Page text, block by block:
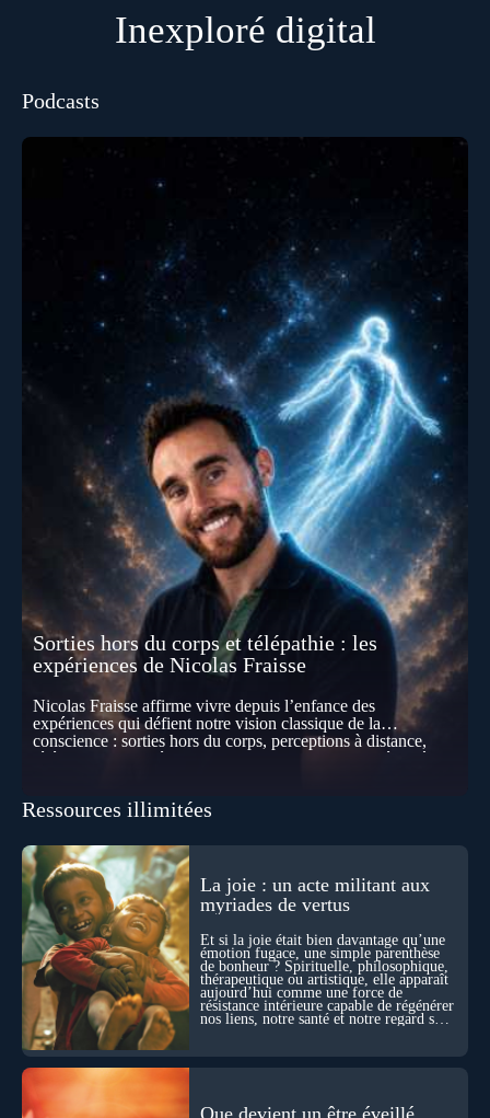
Inexploré digital
Podcasts
Sorties hors du corps et télépathie : les
expériences de Nicolas Fraisse
Nicolas Fraisse affirme vivre depuis l’enfance des
expériences qui défient notre vision classique de la
conscience : sorties hors du corps, perceptions à distance,
télépathie spontanée… Comment accueillir ces phénomènes
les pensées d’autrui ? Que deviennent l’espace, le temps… et
disparaître ? Au fil de cet échange, Nicolas raconte ses
expériences les plus troublantes : visions vérifiées,
explorations du cosmos, présence d’autres consciences
durant ses sorties, protocoles scientifiques… et toujours, cette
sensation étrange d’être relié à bien plus vaste que lui-même
! Sommes-nous à l’aube d’une révolution de la conscience ?
Sans doute. Mais encore faut-il accepter d’explorer ces
territoires avec lucidité, et rigueur…
Ressources illimitées
La joie : un acte militant aux
myriades de vertus
Et si la joie était bien davantage qu’une
émotion fugace, une simple parenthèse
de bonheur ? Spirituelle, philosophique,
thérapeutique ou artistique, elle apparaît
aujourd’hui comme une force de
résistance intérieure capable de régénérer
nos liens, notre santé et notre regard sur